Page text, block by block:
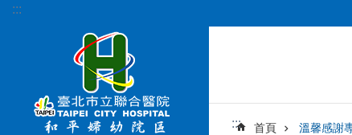
跳到主要內容區塊
:::
::: 首頁 溫馨感謝